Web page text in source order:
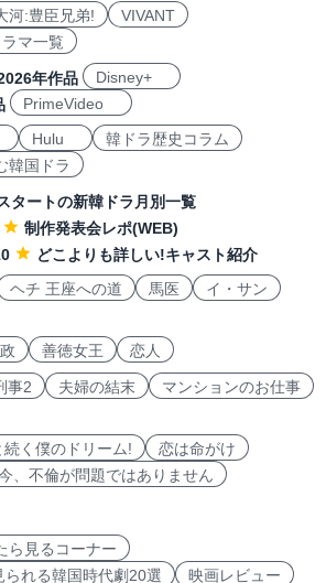
河:豊臣兄弟!
VIVANT
マ一覧
年作品
Disney+
PrimeVideo
Hulu
韓ドラ歴史コラム
韓国ドラ
タートの新韓ドラ月別一覧
制作発表会レポ(WEB)
どこよりも詳しい!キャスト紹介
ヘチ 王座への道 馬医
イ・サン
善徳女王 恋人
事2 夫婦の結末
マンションのお仕事
続く僕のドリーム!
恋は命がけ
、不倫が問題ではありません
ら見るコーナー
られる韓国時代劇20選
映画レビュー